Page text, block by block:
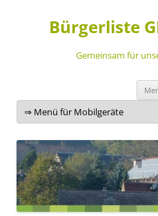
Bürgerliste
Gemeinsam für